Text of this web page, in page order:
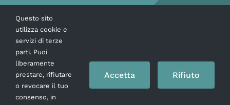
Questo sito
utilizza cookie e
servizi di terze
parti. Puoi
liberamente
prestare, rifiutare
o revocare il tuo
consenso, in
Accetta Rifiuto